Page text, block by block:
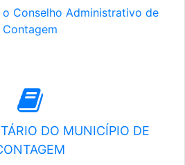
Conselho Administrativo de
Contagem
DO MUNICÍPIO DE